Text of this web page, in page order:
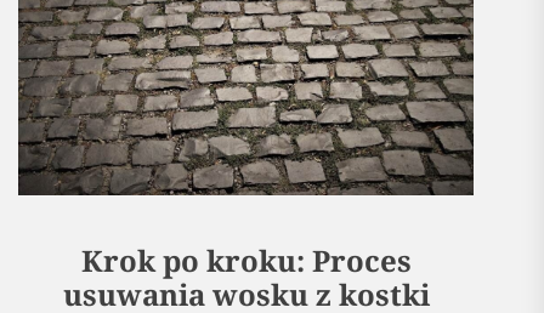
Krok po kroku: Proces
usuwania wosku z kostki